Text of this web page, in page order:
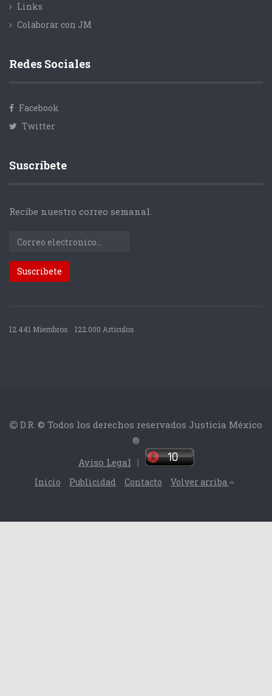
Links
Colaborar con JM
Redes Sociales
Facebook
Twitter
Suscríbete
Recibe nuestro correo semanal.
12.441 Miembros 122.000 Articulos
D.R. © Todos los derechos reservados Justicia México
®
Aviso Legal |
Inicio Publicidad Contacto Volver arriba